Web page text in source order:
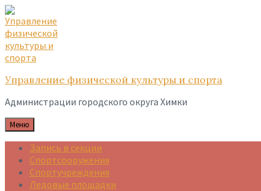
Skip
to
content
Skip
to
main
navigation
Skip
to
footer
Управление физической культуры и спорта
Администрации городского округа Химки
Меню
Запись в секции
Спортсооружения
Спортучреждения
Ледовые площадки